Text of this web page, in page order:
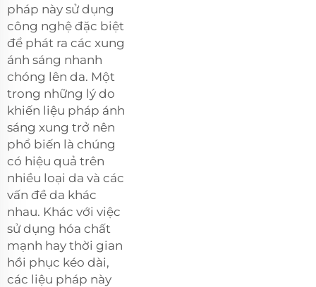
pháp này sử dụng
công nghệ đặc biệt
để phát ra các xung
ánh sáng nhanh
chóng lên da. Một
trong những lý do
khiến liệu pháp ánh
sáng xung trở nên
phổ biến là chúng
có hiệu quả trên
nhiều loại da và các
vấn đề da khác
nhau. Khác với việc
sử dụng hóa chất
mạnh hay thời gian
hồi phục kéo dài,
các liệu pháp này